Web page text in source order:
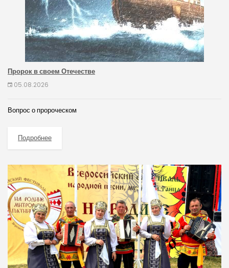
Пророк в своем Отечестве
05.08.2026
Вопрос о пророческом
Подробнее